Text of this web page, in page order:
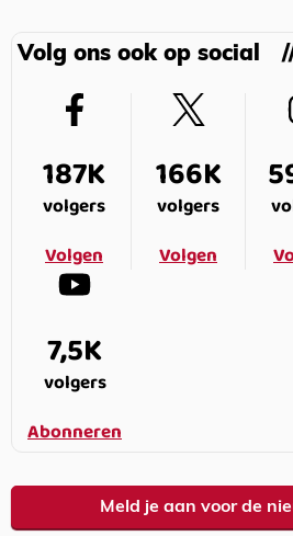
Volg ons ook op social
187K
volgers
Volgen
166K
volgers
Volgen
7,5K
volgers
Abonneren
Meld je aan voor de